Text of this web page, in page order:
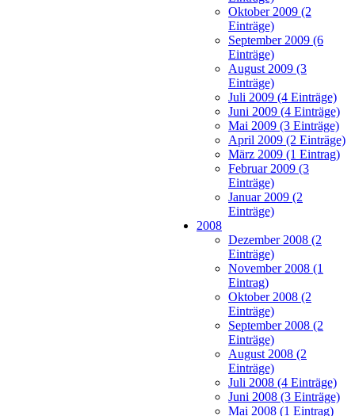
Oktober 2009 (2
Einträge)
September 2009 (6
Einträge)
August 2009 (3
Einträge)
Juli 2009 (4 Einträge)
Juni 2009 (4 Einträge)
Mai 2009 (3 Einträge)
April 2009 (2 Einträge)
März 2009 (1 Eintrag)
Februar 2009 (3
Einträge)
Januar 2009 (2
Einträge)
2008
Dezember 2008 (2
Einträge)
November 2008 (1
Eintrag)
Oktober 2008 (2
Einträge)
September 2008 (2
Einträge)
August 2008 (2
Einträge)
Juli 2008 (4 Einträge)
Juni 2008 (3 Einträge)
Mai 2008 (1 Eintrag)